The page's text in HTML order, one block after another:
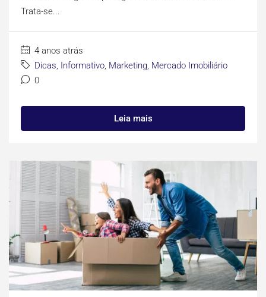
Trata-se...
4 anos atrás
Dicas, Informativo, Marketing, Mercado Imobiliário
0
Leia mais